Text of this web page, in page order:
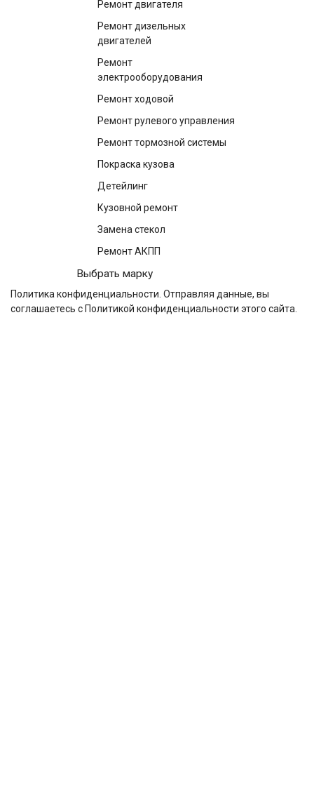
Ремонт двигателя
Ремонт дизельных
двигателей
Ремонт
электрооборудования
Ремонт ходовой
Ремонт рулевого управления
Ремонт тормозной системы
Покраска кузова
Детейлинг
Кузовной ремонт
Замена стекол
Ремонт АКПП
Выбрать марку
Политика конфиденциальности. Отправляя данные, вы
соглашаетесь с Политикой конфиденциальности этого сайта.